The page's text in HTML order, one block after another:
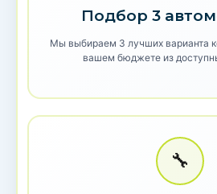
Подбор 3
Мы выбираем 3 лучших варианта
вашем бюджете из
🔧